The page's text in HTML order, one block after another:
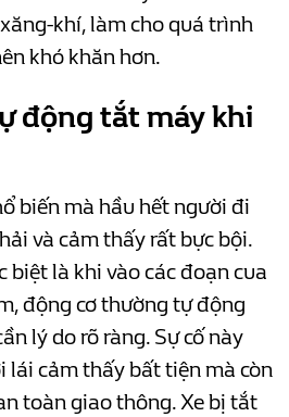
khí, làm cho quá trình
khó khăn hơn.
động tắt máy khi
biến mà hầu hết người đi
và cảm thấy rất bực bội.
biệt là khi vào các đoạn cua
động cơ thường tự động
lý do rõ ràng. Sự cố này
lái cảm thấy bất tiện mà còn
toàn giao thông. Xe bị tắt